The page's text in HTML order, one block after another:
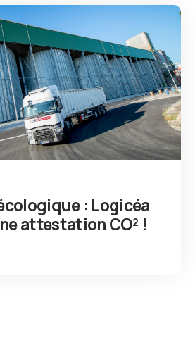
: Logicéa
attestation CO² !